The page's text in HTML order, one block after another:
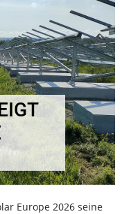
Europe 2026 seine